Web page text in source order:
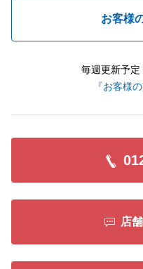
お客様
毎週更新予定
『お客様
店